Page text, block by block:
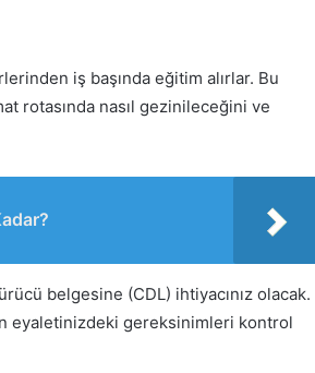
iş başında eğitim alırlar. Bu
rotasında nasıl gezinileceğini ve
belgesine (CDL) ihtiyacınız olacak.
eyaletinizdeki gereksinimleri kontrol